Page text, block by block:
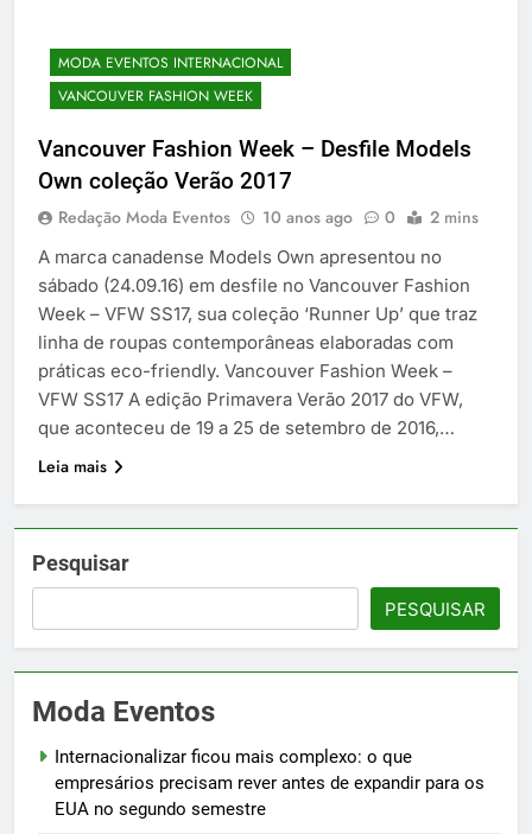
MODA EVENTOS INTERNACIONAL
VANCOUVER FASHION WEEK
Vancouver Fashion Week – Desfile Models
Own coleção Verão 2017
Redação Moda Eventos 10 anos ago 0 2 mins
A marca canadense Models Own apresentou no
sábado (24.09.16) em desfile no Vancouver Fashion
Week – VFW SS17, sua coleção ‘Runner Up’ que traz
linha de roupas contemporâneas elaboradas com
práticas eco-friendly. Vancouver Fashion Week –
VFW SS17 A edição Primavera Verão 2017 do VFW,
que aconteceu de 19 a 25 de setembro de 2016,…
Leia mais
Pesquisar
PESQUISAR
Moda Eventos
Internacionalizar ficou mais complexo: o que
empresários precisam rever antes de expandir para os
EUA no segundo semestre